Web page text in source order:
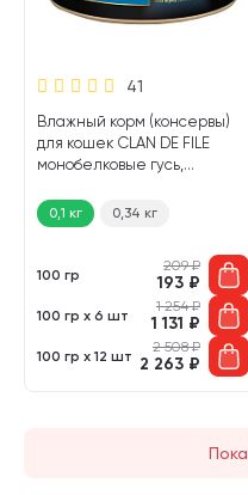
41
Влажный корм (консервы)
для кошек CLAN DE FILE
монобелковые гусь,
0,1 кг 0,34 кг
100 гр
209₽
193 ₽
100 гр х 6 шт
1 254₽
1 131 ₽
100 гр х 12 шт
2 508₽
2 263 ₽